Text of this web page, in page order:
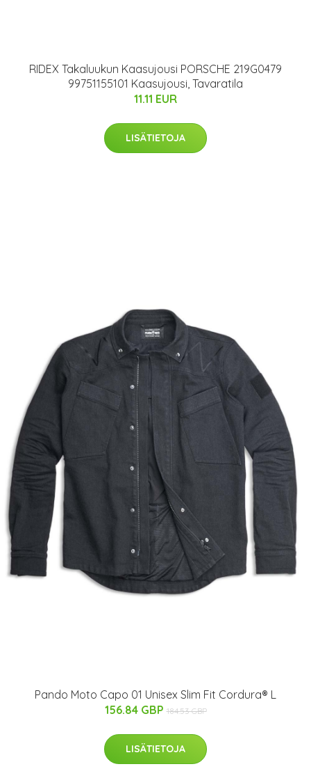
RIDEX Takaluukun Kaasujousi PORSCHE 219G0479
99751155101 Kaasujousi, Tavaratila
11.11 EUR
LISÄTIETOJA
Pando Moto Capo 01 Unisex Slim Fit Cordura® L
156.84 GBP 184.53 GBP
LISÄTIETOJA